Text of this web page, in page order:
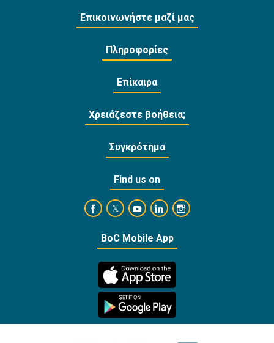
Επικοινωνήστε μαζί μας
Πληροφορίες
Επίκαιρα
Χρειάζεστε βοήθεια;
Συγκρότημα
Find us on
https://www.facebook.com/
https://twitter.com/bankofcyprus_
https://www.youtube.com/user/
https://www.linkedin.com/
https://
BoC Mobile App